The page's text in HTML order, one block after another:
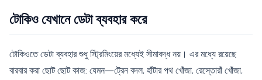
টোকিও যেখানে ডেটা ব্যবহার করে
টোকিওতে ডেটা ব্যবহার শুধু স্ট্রিমিংয়ের মধ্যেই সীমাবদ্ধ নয়। এর মধ্যে রয়েছে
বারবার করা ছোট ছোট কাজ: যেমন—ট্রেন বদল, হাঁটার পথ খোঁজা, রেস্তোরাঁ খোঁজা,